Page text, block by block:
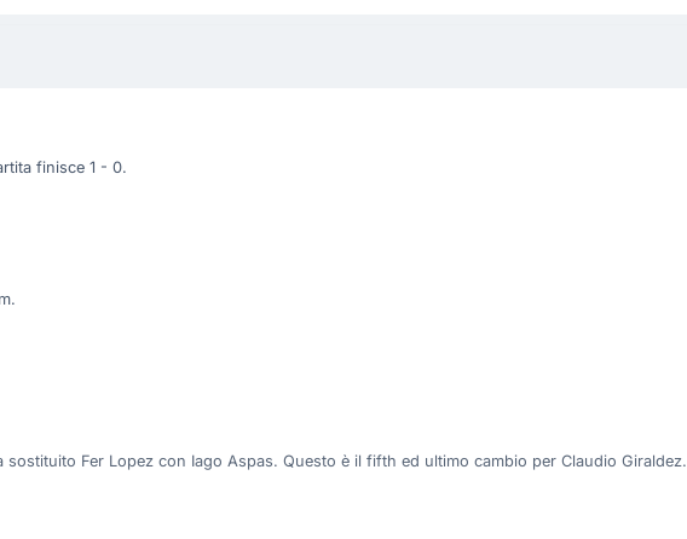
finisce 1 - 0.
sostituito Fer Lopez con Iago Aspas. Questo è il fifth ed ultimo cambio per Claudio Giraldez.